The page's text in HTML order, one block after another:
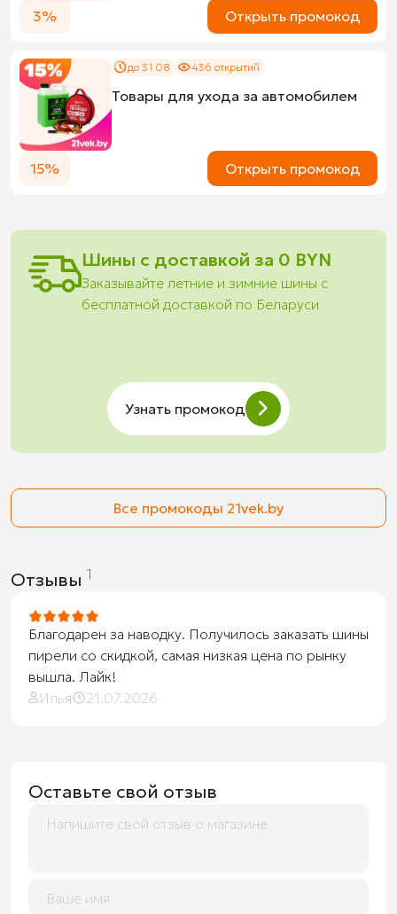
3% Открыть промокод
до 31.08 436 открытий
Товары для ухода за автомобилем
15% Открыть промокод
Шины с доставкой за 0 BYN
Заказывайте летние и зимние шины с
бесплатной доставкой по Беларуси
Узнать промокод
Все промокоды 21vek.by
Отзывы 1
Благодарен за наводку. Получилось заказать шины
пирели со скидкой, самая низкая цена по рынку
вышла. Лайк!
Илья
21.07.2026
Оставьте свой отзыв